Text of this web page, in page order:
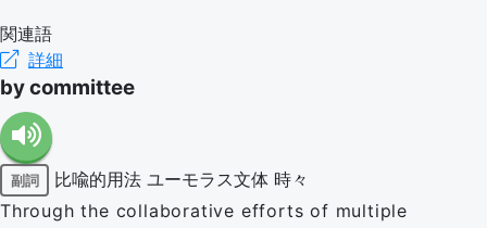
関連語
詳細
by committee
副詞 比喩的用法 ユーモラス文体 時々
Through the collaborative efforts of multiple